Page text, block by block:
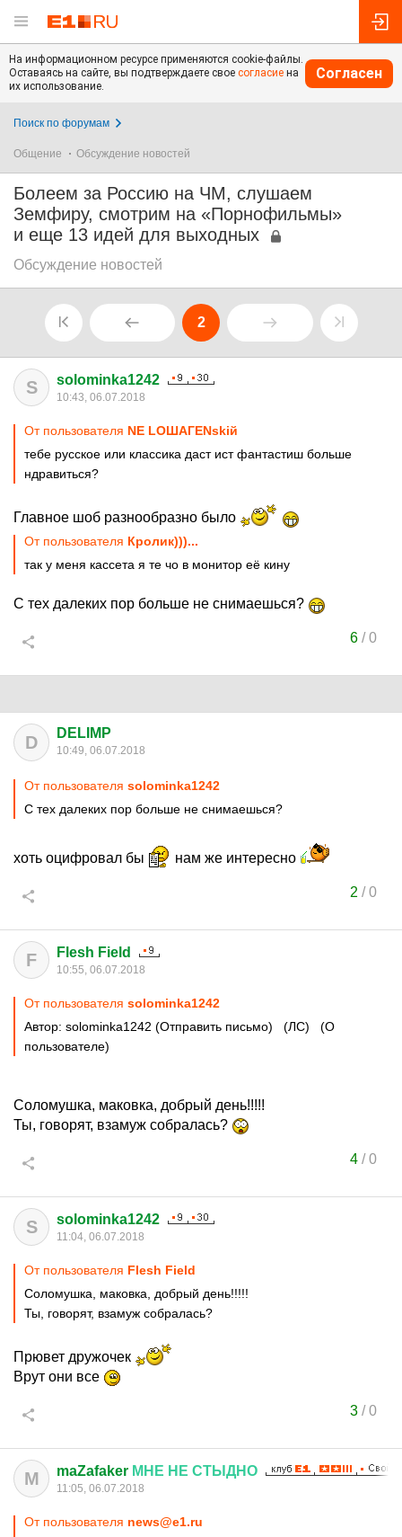
На информационном ресурсе применяются cookie-файлы.
Оставаясь на сайте, вы подтверждаете свое согласие на
их использование.
Согласен
Поиск по форумам
Общение Обсуждение новостей
Болеем за Россию на ЧМ, слушаем
Земфиру, смотрим на «Порнофильмы»
и еще 13 идей для выходных
Обсуждение новостей
2
S solominka1242
10:43, 06.07.2018
От пользователя NЕ LОШАГЕNskiй
тебе русское или классика даст ист фантастиш больше
ндравиться?
Главное шоб разнообразно было
От пользователя Кролик)))...
так у меня кассета я те чо в монитор её кину
С тех далеких пор больше не снимаешься?
6/0
D DELIMP
10:49, 06.07.2018
От пользователя solominka1242
С тех далеких пор больше не снимаешься?
хоть оцифровал бы нам же интересно
2 /0
F Flesh Field
10:55, 06.07.2018
От пользователя solominka1242
Автор: solominka1242 (Отправить письмо) (ЛС) (О
пользователе)
Соломушка, маковка, добрый день!!!!!
Ты, говорят, взамуж собралась?
4/0
S solominka1242
11:04, 06.07.2018
От пользователя Flesh Field
Соломушка, маковка, добрый день!!!!!
Ты, говорят, взамуж собралась?
Прювет дружочек
Врут они все
3/0
M maZafaker МНЕ НЕ СТЫДНО
11:05, 06.07.2018
От пользователя news@e1.ru